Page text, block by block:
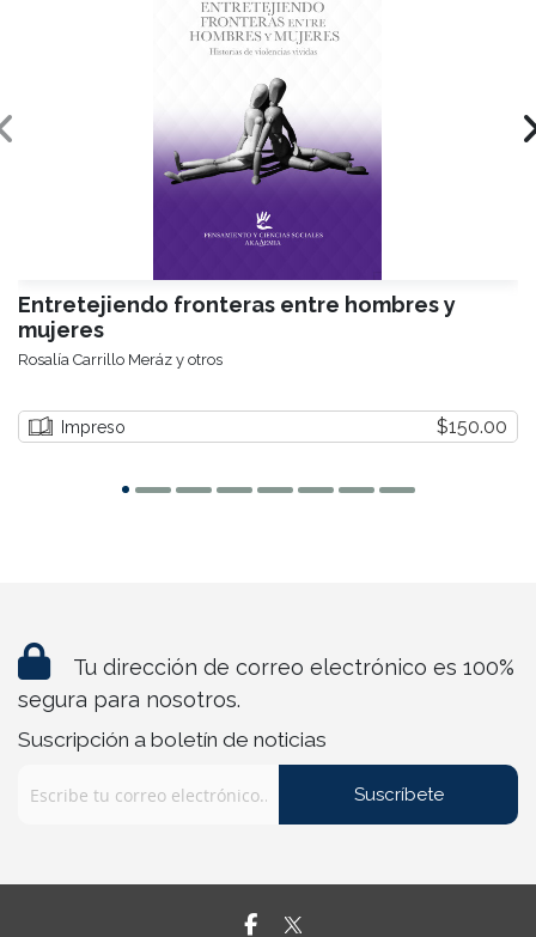
Entretejiendo fronteras entre hombres y
mujeres
Rosalía Carrillo Meráz y otros
Impreso $150.00
Tu dirección de correo electrónico es 100%
segura para nosotros.
Suscripción a boletín de noticias
Suscríbete